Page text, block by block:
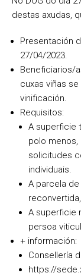
destas axudas,
Presentación
27/04/2023.
Beneficiarios/
cuxas viñas
vinificación.
Requisitos:
A superficie
polo menos,
solicitudes
individuais.
A parcela de
A superficie
persoa
+ información:
Consellería
https://